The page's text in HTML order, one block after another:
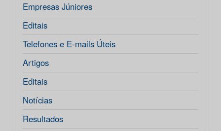
Empresas Júniores
Editais
Telefones e E-mails Úteis
Artigos
Editais
Notícias
Resultados